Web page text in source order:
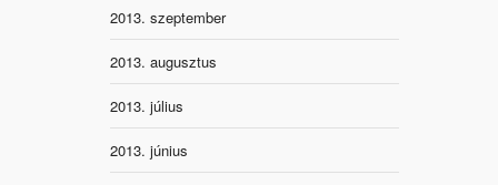
2013. szeptember
2013. augusztus
2013. július
2013. június